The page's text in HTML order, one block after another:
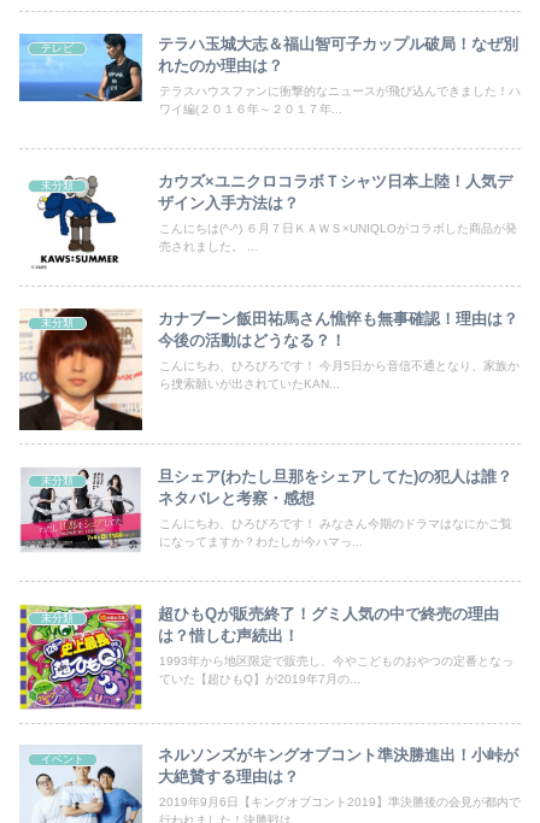
テレビ
テラハ玉城大志＆福山智可子カップル破局！なぜ別
れたのか理由は？
テラスハウスファンに衝撃的なニュースが飛び込んできました！ハ
ワイ編(２０１６年～２０１７年...
未分類
カウズ×ユニクロコラボＴシャツ日本上陸！人気デ
ザイン入手方法は？
こんにちは(^-^) ６月７日ＫＡＷＳ×UNIQLOがコラボした商品が発
売されました。 ...
未分類
カナブーン飯田祐馬さん憔悴も無事確認！理由は？
今後の活動はどうなる？！
こんにちわ、ひろびろです！ 今月5日から音信不通となり、家族か
ら捜索願いが出されていたKAN...
未分類
旦シェア(わたし旦那をシェアしてた)の犯人は誰？
ネタバレと考察・感想
こんにちわ、ひろびろです！ みなさん今期のドラマはなにかご覧
になってますか？わたしが今ハマっ...
未分類
超ひもQが販売終了！グミ人気の中で終売の理由
は？惜しむ声続出！
1993年から地区限定で販売し、今やこどものおやつの定番となっ
ていた【超ひもQ】が2019年7月の...
イベント
ネルソンズがキングオブコント準決勝進出！小峠が
大絶賛する理由は？
2019年9月6日【キングオブコント2019】準決勝後の会見が都内で
行われました！決勝戦は...